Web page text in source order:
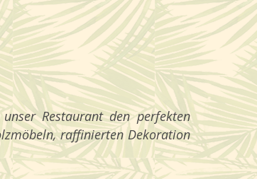
Restaurant den perfekten
raffinierten Dekoration